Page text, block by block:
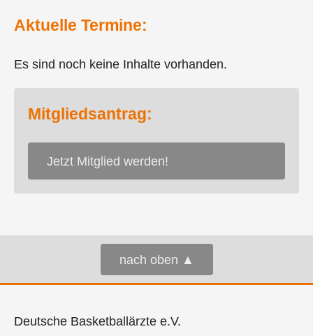
Aktuelle Termine:
Es sind noch keine Inhalte vorhanden.
Mitgliedsantrag:
Jetzt Mitglied werden!
nach oben ▲
Deutsche Basketballärzte e.V.